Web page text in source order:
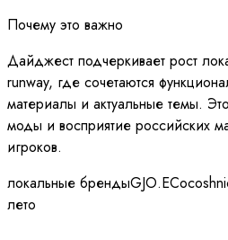
Почему это важно
Дайджест подчеркивает рост
runway, где сочетаются
материалы и актуальные темы.
моды и восприятие российских
игроков.
локальные брендыGJO.E
лето